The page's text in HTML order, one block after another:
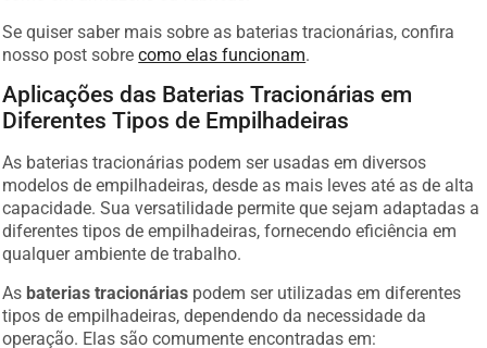
Se quiser saber mais sobre as baterias tracionárias, confira
nosso post sobrecomo elas funcionam
Aplicações das Baterias Tracionárias em
Diferentes Tipos de Empilhadeiras
As baterias tracionárias podem ser usadas em diversos
modelos de empilhadeiras, desde as mais leves até as de alta
capacidade. Sua versatilidade permite que sejam adaptadas a
diferentes tipos de empilhadeiras, fornecendo eficiência em
qualquer ambiente de trabalho.
As baterias tracionárias podem ser utilizadas em diferentes
tipos de empilhadeiras, dependendo da necessidade da
operação. Elas são comumente encontradas em: